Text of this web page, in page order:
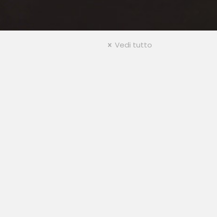
Vedi tutto